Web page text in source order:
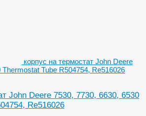
корпус на термостат John Deere
Tube R504754, Re516026
John Deere 7530, 7730, 6630, 6530
Re516026